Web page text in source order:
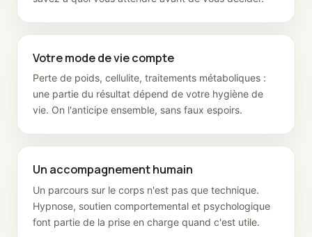
Votre mode de vie compte
Perte de poids, cellulite, traitements métaboliques :
une partie du résultat dépend de votre hygiène de
vie. On l'anticipe ensemble, sans faux espoirs.
Un accompagnement humain
Un parcours sur le corps n'est pas que technique.
Hypnose, soutien comportemental et psychologique
font partie de la prise en charge quand c'est utile.